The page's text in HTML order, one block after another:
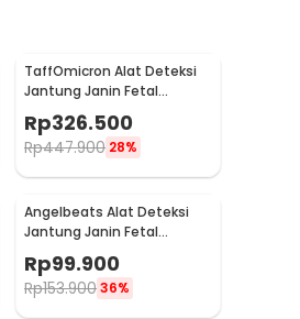
TaffOmicron Alat Deteksi
Jantung Janin Fetal
Doppler Heart Rate 2MHz -
YM-2T8
Rp326.500
Rp447.900 28%
Angelbeats Alat Deteksi
Jantung Janin Fetal
- I200
Rp99.900
Rp153.90036%